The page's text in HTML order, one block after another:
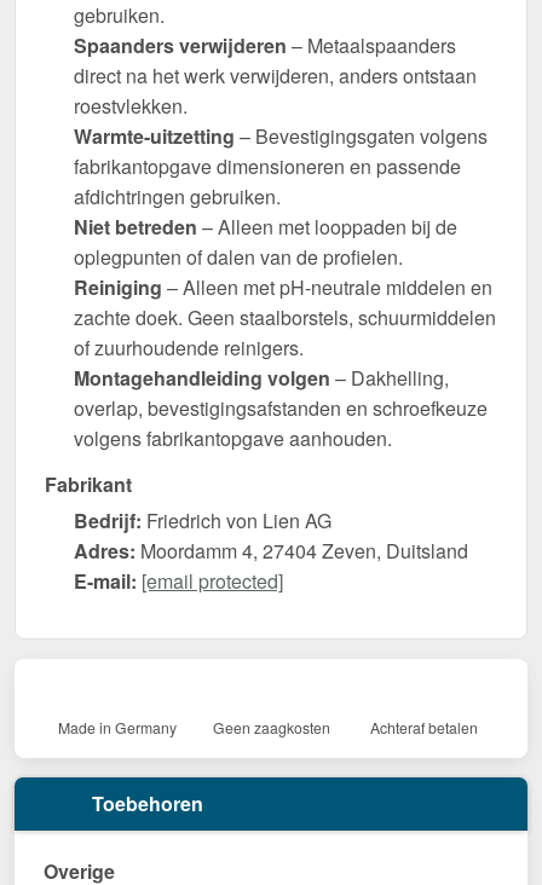
gebruiken.
Spaanders verwijderen – Metaalspaanders
direct na het werk verwijderen, anders ontstaan
roestvlekken.
Warmte-uitzetting – Bevestigingsgaten volgens
fabrikantopgave dimensioneren en passende
afdichtringen gebruiken.
Niet betreden – Alleen met looppaden bij de
oplegpunten of dalen van de profielen.
Reiniging – Alleen met pH-neutrale middelen en
zachte doek. Geen staalborstels, schuurmiddelen
of zuurhoudende reinigers.
Montagehandleiding volgen – Dakhelling,
overlap, bevestigingsafstanden en schroefkeuze
volgens fabrikantopgave aanhouden.
Fabrikant
Bedrijf: Friedrich von Lien AG
Adres: Moordamm 4, 27404 Zeven, Duitsland
E-mail: [email protected]
Made in Germany Geen zaagkosten Achteraf betalen
Toebehoren
Overige